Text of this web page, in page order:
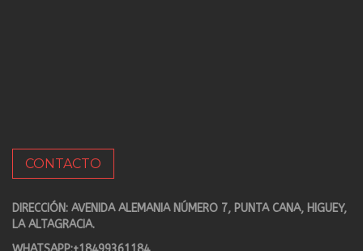
CONTACTO
DIRECCIÓN: AVENIDA ALEMANIA NÚMERO 7, PUNTA CANA, HIGUEY,
LA ALTAGRACIA.